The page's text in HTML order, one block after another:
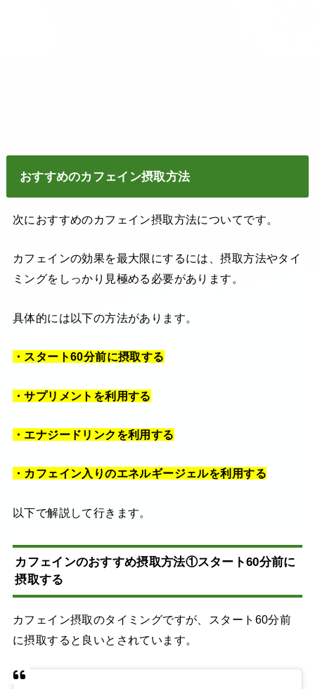
おすすめのカフェイン摂取方法
次におすすめのカフェイン摂取方法についてです。
カフェインの効果を最大限にするには、摂取方法やタイ
ミングをしっかり見極める必要があります。
具体的には以下の方法があります。
・スタート60分前に摂取する
・サプリメントを利用する
・エナジードリンクを利用する
・カフェイン入りのエネルギージェルを利用する
以下で解説して行きます。
カフェインのおすすめ摂取方法①スタート60分前に
摂取する
カフェイン摂取のタイミングですが、スタート60分前
に摂取すると良いとされています。